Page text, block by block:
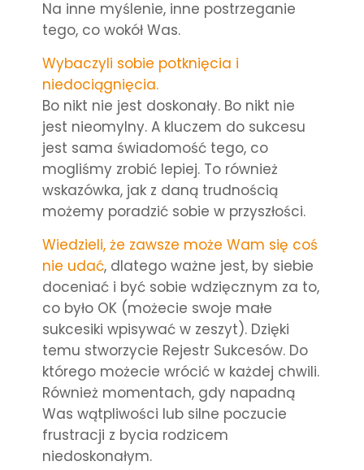
Na inne myślenie, inne postrzeganie
tego, co wokół Was.
Wybaczyli sobie potknięcia i
niedociągnięcia.
Bo nikt nie jest doskonały. Bo nikt nie
jest nieomylny. A kluczem do sukcesu
jest sama świadomość tego, co
mogliśmy zrobić lepiej. To również
wskazówka, jak z daną trudnością
możemy poradzić sobie w przyszłości.
Wiedzieli, że zawsze może Wam się coś
nie udać, dlatego ważne jest, by siebie
doceniać i być sobie wdzięcznym za to,
co było OK (możecie swoje małe
sukcesiki wpisywać w zeszyt). Dzięki
temu stworzycie Rejestr Sukcesów. Do
którego możecie wrócić w każdej chwili.
Również momentach, gdy napadną
Was wątpliwości lub silne poczucie
frustracji z bycia rodzicem
niedoskonałym.